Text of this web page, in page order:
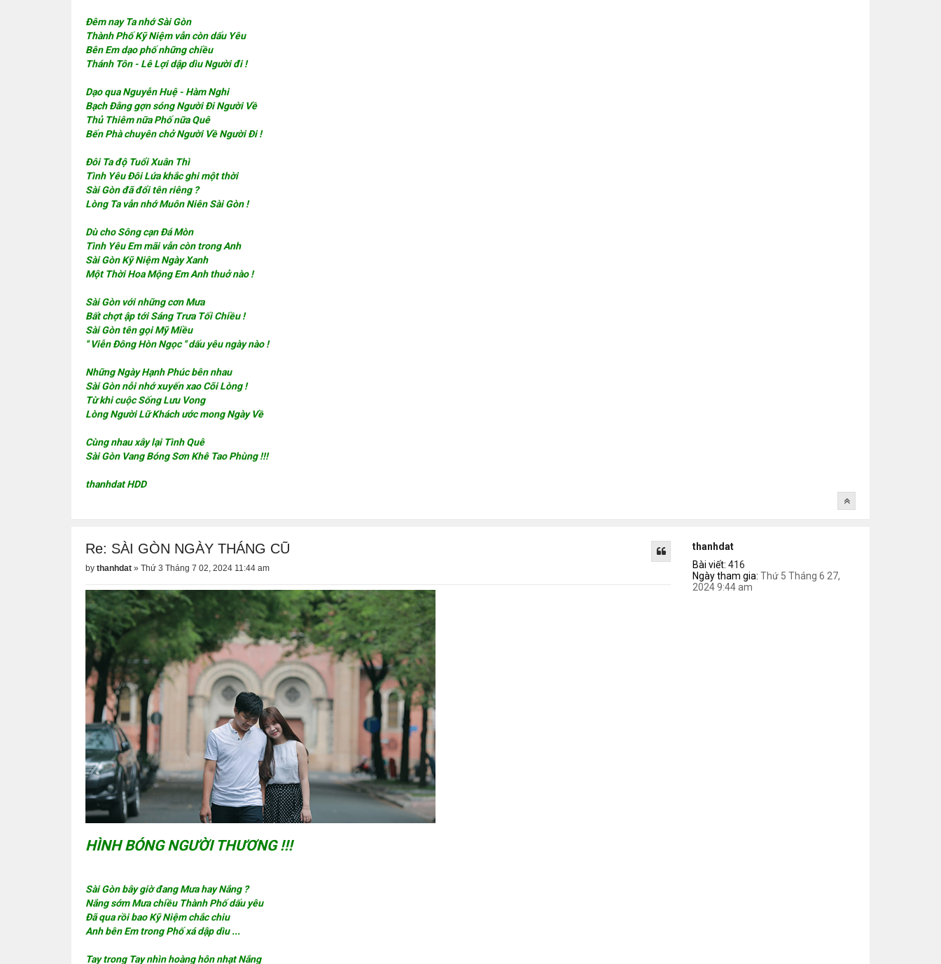
Đêm nay Ta nhớ Sài Gòn
Thành Phố Kỹ Niệm vẫn còn dấu Yêu
Bên Em dạo phố những chiều
Thánh Tôn - Lê Lợi dập dìu Người đi !
Dạo qua Nguyễn Huệ - Hàm Nghi
Bạch Đằng gợn sóng Người Đi Người Về
Thủ Thiêm nữa Phố nữa Quê
Bến Phà chuyên chở Người Về Người Đi !
Đôi Ta độ Tuổi Xuân Thì
Tình Yêu Đôi Lứa khắc ghi một thời
Sài Gòn đã đổi tên riêng ?
Lòng Ta vẫn nhớ Muôn Niên Sài Gòn !
Dù cho Sông cạn Đá Mòn
Tình Yêu Em mãi vẫn còn trong Anh
Sài Gòn Kỹ Niệm Ngày Xanh
Một Thời Hoa Mộng Em Anh thuở nào !
Sài Gòn với những cơn Mưa
Bất chợt ập tới Sáng Trưa Tối Chiều !
Sài Gòn tên gọi Mỹ Miều
'' Viễn Đông Hòn Ngọc '' dấu yêu ngày nào !
Những Ngày Hạnh Phúc bên nhau
Sài Gòn nỗi nhớ xuyến xao Cõi Lòng !
Từ khi cuộc Sống Lưu Vong
Lòng Người Lữ Khách ước mong Ngày Về
Cùng nhau xây lại Tình Quê
Sài Gòn Vang Bóng Sơn Khê Tao Phùng !!!
thanhdat HDD
thanhdat
Bài viết: 416
Ngày tham gia: Thứ 5 Tháng 6 27,
2024 9:44 am
Re: SÀI GÒN NGÀY THÁNG CŨ
by thanhdat » Thứ 3 Tháng 7 02, 2024 11:44 am
HÌNH BÓNG NGƯỜI THƯƠNG !!!
Sài Gòn bây giờ đang Mưa hay Nắng ?
Nắng sớm Mưa chiều Thành Phố dấu yêu
Đã qua rồi bao Kỹ Niệm chắc chiu
Anh bên Em trong Phố xá dập dìu ...
Tay trong Tay nhìn hoàng hôn nhạt Nắng